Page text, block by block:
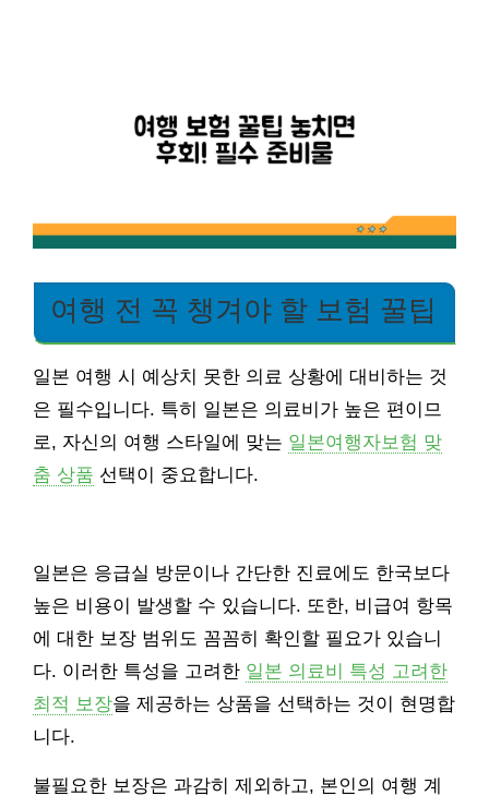
여행 전 꼭 챙겨야 할 보험 꿀팁
일본 여행 시 예상치 못한 의료 상황에 대비하는 것
은 필수입니다. 특히 일본은 의료비가 높은 편이므
로, 자신의 여행 스타일에 맞는 일본여행자보험 맞
춤 상품 선택이 중요합니다.
일본은 응급실 방문이나 간단한 진료에도 한국보다
높은 비용이 발생할 수 있습니다. 또한, 비급여 항목
에 대한 보장 범위도 꼼꼼히 확인할 필요가 있습니
다. 이러한 특성을 고려한 일본 의료비 특성 고려한
최적 보장을 제공하는 상품을 선택하는 것이 현명합
니다.
불필요한 보장은 과감히 제외하고, 본인의 여행 계